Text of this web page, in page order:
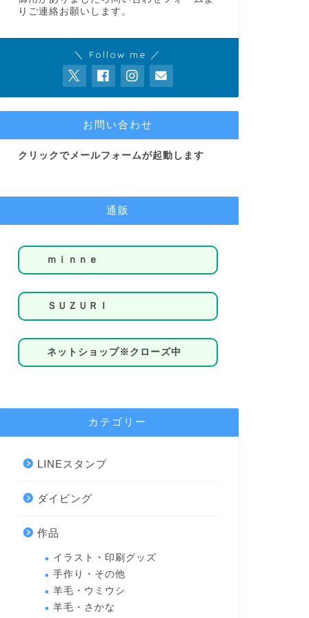
りご連絡お願いします。
＼ Follow me ／
お問い合わせ
クリックでメールフォームが起動します
通販
ｍｉｎｎｅ
ＳＵＺＵＲＩ
ネットショップ※クローズ中
カテゴリー
LINEスタンプ
ダイビング
作品
イラスト・印刷グッズ
手作り・その他
羊毛・ウミウシ
羊毛・さかな